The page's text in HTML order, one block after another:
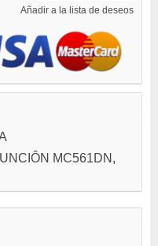
Añadir a la lista de deseos
MC561DN,